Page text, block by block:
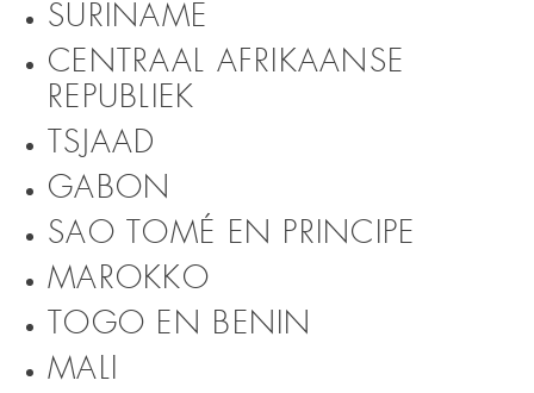
SURINAME
CENTRAAL AFRIKAANSE
REPUBLIEK
TSJAAD
GABON
SAO TOMÉ EN PRINCIPE
MAROKKO
TOGO EN BENIN
MALI